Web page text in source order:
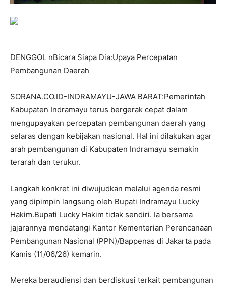
DENGGOL nBicara Siapa Dia:Upaya Percepatan
Pembangunan Daerah
SORANA.CO.ID-INDRAMAYU-JAWA BARAT:Pemerintah
Kabupaten Indramayu terus bergerak cepat dalam
mengupayakan percepatan pembangunan daerah yang
selaras dengan kebijakan nasional. Hal ini dilakukan agar
arah pembangunan di Kabupaten Indramayu semakin
terarah dan terukur.
Langkah konkret ini diwujudkan melalui agenda resmi
yang dipimpin langsung oleh Bupati Indramayu Lucky
Hakim.Bupati Lucky Hakim tidak sendiri. Ia bersama
jajarannya mendatangi Kantor Kementerian Perencanaan
Pembangunan Nasional (PPN)/Bappenas di Jakarta pada
Kamis (11/06/26) kemarin.
Mereka beraudiensi dan berdiskusi terkait pembangunan